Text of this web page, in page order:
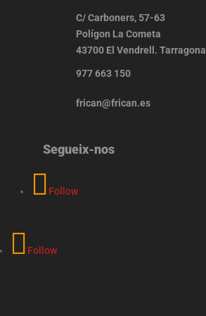
C/ Carboners, 57-63
Polígon La Cometa
43700 El Vendrell. Tarragona
977 663 150
frican@frican.es
Segueix-nos
Follow
Follow